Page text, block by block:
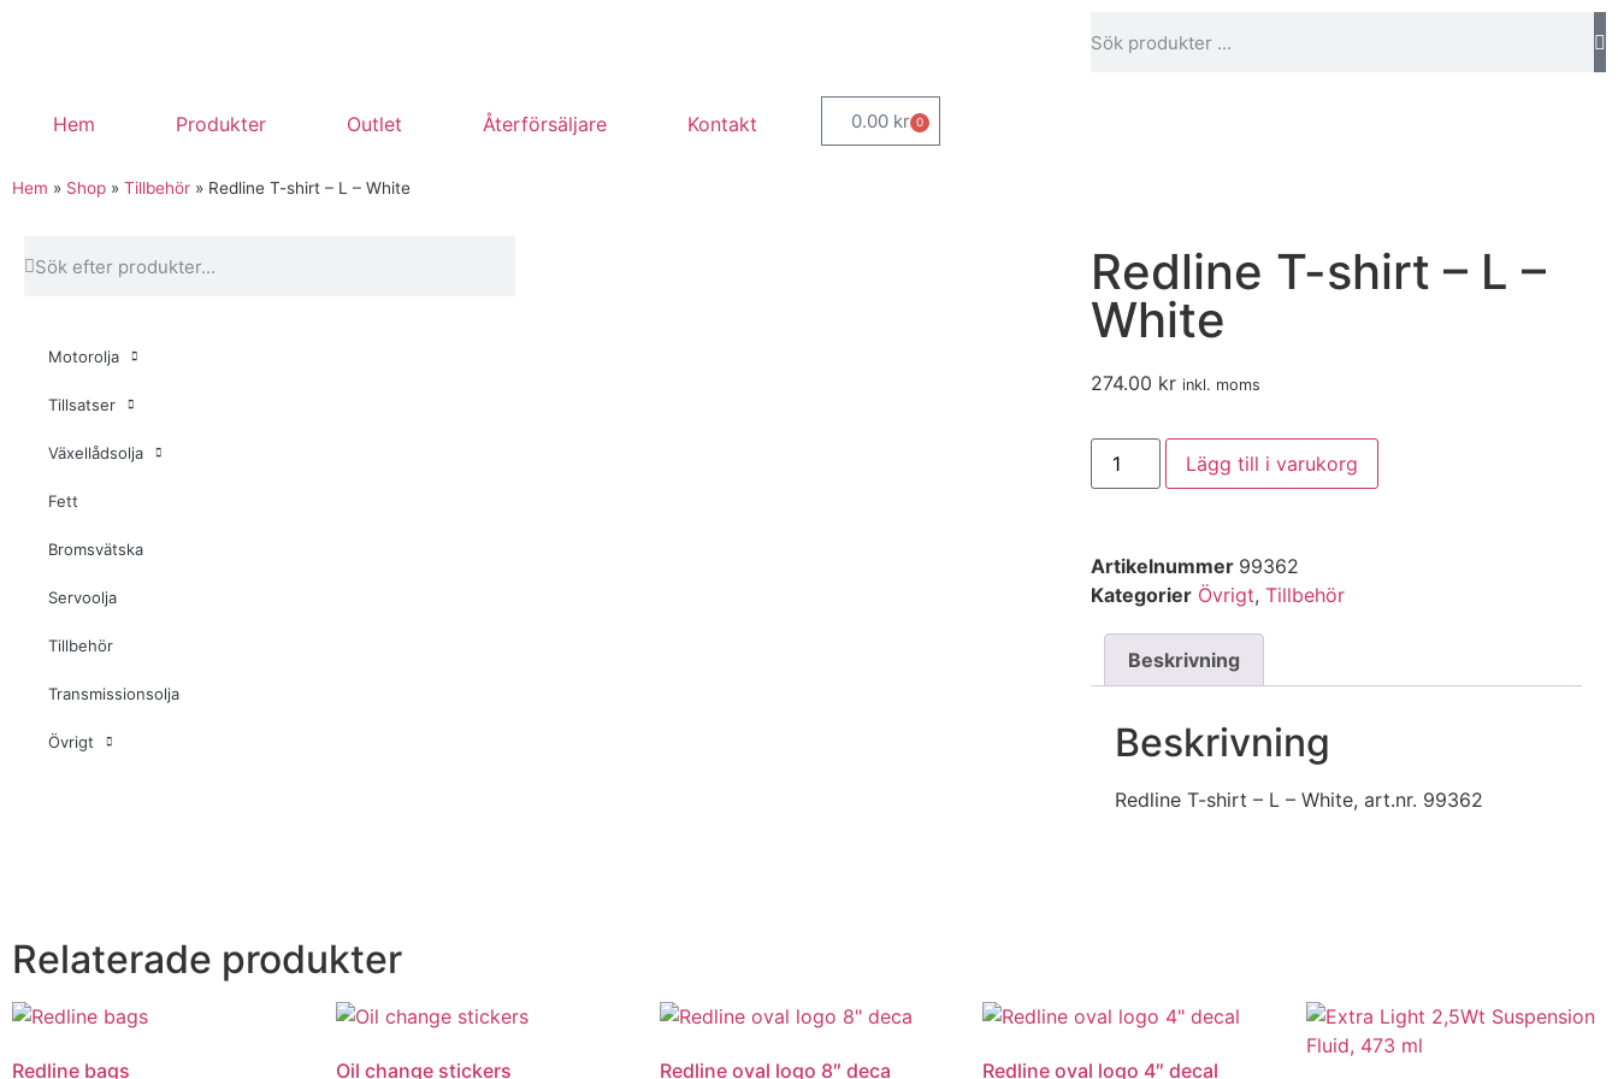
Hem Produkter Outlet Återförsäljare Kontakt 0.00 kr 0
Hem » Shop » Tillbehör » Redline T-shirt – L – White
Motorolja
Tillsatser
Växellådsolja
Fett
Bromsvätska
Servoolja
Tillbehör
Transmissionsolja
Övrigt
Redline T-shirt – L –
White
274.00 kr inkl. moms
Lägg till i varukorg
Artikelnummer 99362
Kategorier Övrigt, Tillbehör
Beskrivning
Beskrivning
Redline T-shirt – L – White, art.nr. 99362
Relaterade produkter
Redline bags Oil change stickers Redline oval logo 8″ deca Redline oval logo 4″ decal